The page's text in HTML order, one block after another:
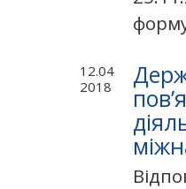
12.04
2018